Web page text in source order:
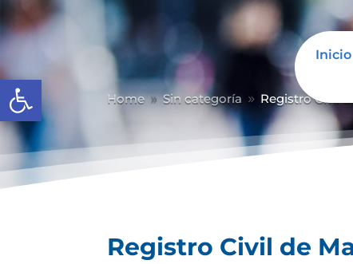
Abrir barra de herramientas
Inicio
Home 9 Sin categoría 9 Registro Civil
Registro Civil de